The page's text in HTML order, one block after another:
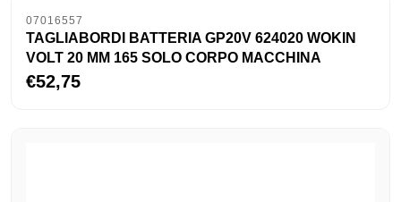
07016557
TAGLIABORDI BATTERIA GP20V 624020 WOKIN
VOLT 20 MM 165 SOLO CORPO MACCHINA
€52,75